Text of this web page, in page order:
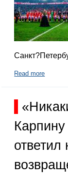
Read more
ответил